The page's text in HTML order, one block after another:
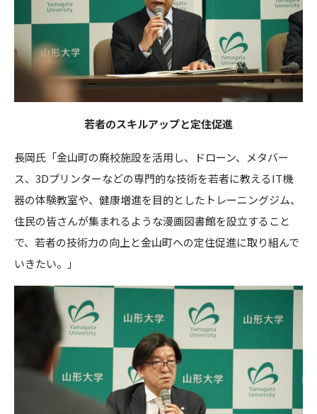
若者のスキルアップと定住促進
長岡氏「金山町の廃校施設を活用し、ドローン、メタバー
ス、3Dプリンターなどの専門的な技術を若者に教えるIT機
器の体験教室や、健康増進を目的としたトレーニングジム、
住民の皆さんが集まれるような漫画図書館を設立すること
で、若者の技術力の向上と金山町への定住促進に取り組んで
いきたい。」